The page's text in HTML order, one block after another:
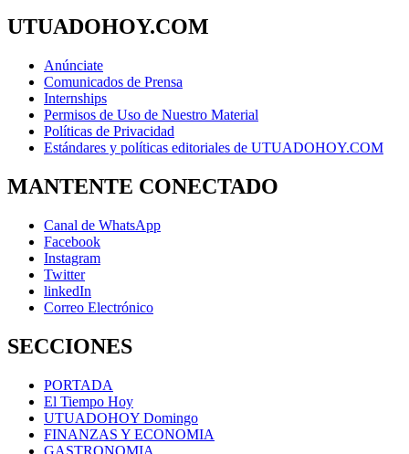
UTUADOHOY.COM
Anúnciate
Comunicados de Prensa
Internships
Permisos de Uso de Nuestro Material
Políticas de Privacidad
Estándares y políticas editoriales de UTUADOHOY.COM
MANTENTE CONECTADO
Canal de WhatsApp
Facebook
Instagram
Twitter
linkedIn
Correo Electrónico
SECCIONES
PORTADA
El Tiempo Hoy
UTUADOHOY Domingo
FINANZAS Y ECONOMIA
GASTRONOMIA